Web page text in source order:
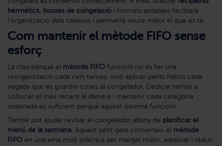
hermètics, bosses de congelació i formats apilables facilitarà
l’organització dels calaixos i permetrà veure millor el que es té.
Com mantenir el mètode FIFO sense
esforç
La clau perquè el mètode FIFO funcioni no és fer una
reorganització cada cert temps, sinó aplicar petits hàbits cada
vegada que es guardin coses al congelador. Dedicar temps a
col·locar el més recent al darrere i mantenir cada categoria
ordenada és suficient perquè aquest sistema funcioni.
També pot ajudar revisar el congelador abans de planificar el
menú de la setmana. Aquest petit gest converteix el mètode
FIFO en una eina molt pràctica per menjar millor, estalviar i reduir